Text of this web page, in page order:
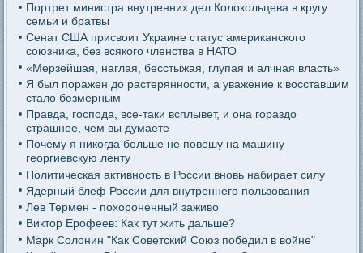
Портрет министра внутренних дел Колокольцева в кругу
семьи и братвы
Сенат США присвоит Украине статус американского
союзника, без всякого членства в НАТО
«Мерзейшая, наглая, бесстыжая, глупая и алчная власть»
Я был поражен до растерянности, а уважение к восставшим
стало безмерным
Правда, господа, все-таки всплывет, и она гораздо
страшнее, чем вы думаете
Почему я никогда больше не повешу на машину
георгиевскую ленту
Политическая активность в России вновь набирает силу
Ядерный блеф России для внутреннего пользования
Лев Термен - похороненный заживо
Виктор Ерофеев: Как тут жить дальше?
Марк Солонин "Как Советский Союз победил в войне"